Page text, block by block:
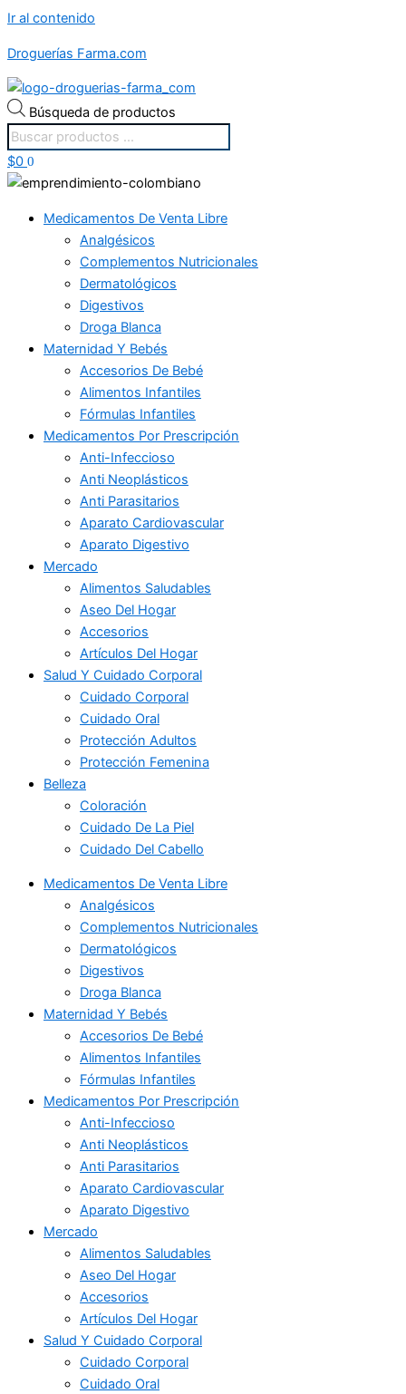
Ir al contenido
Droguerías Farma.com
Búsqueda de productos
$0 0
Medicamentos De Venta Libre
Analgésicos
Complementos Nutricionales
Dermatológicos
Digestivos
Droga Blanca
Maternidad Y Bebés
Accesorios De Bebé
Alimentos Infantiles
Fórmulas Infantiles
Medicamentos Por Prescripción
Anti-Infeccioso
Anti Neoplásticos
Anti Parasitarios
Aparato Cardiovascular
Aparato Digestivo
Mercado
Alimentos Saludables
Aseo Del Hogar
Accesorios
Artículos Del Hogar
Salud Y Cuidado Corporal
Cuidado Corporal
Cuidado Oral
Protección Adultos
Protección Femenina
Belleza
Coloración
Cuidado De La Piel
Cuidado Del Cabello
Medicamentos De Venta Libre
Analgésicos
Complementos Nutricionales
Dermatológicos
Digestivos
Droga Blanca
Maternidad Y Bebés
Accesorios De Bebé
Alimentos Infantiles
Fórmulas Infantiles
Medicamentos Por Prescripción
Anti-Infeccioso
Anti Neoplásticos
Anti Parasitarios
Aparato Cardiovascular
Aparato Digestivo
Mercado
Alimentos Saludables
Aseo Del Hogar
Accesorios
Artículos Del Hogar
Salud Y Cuidado Corporal
Cuidado Corporal
Cuidado Oral